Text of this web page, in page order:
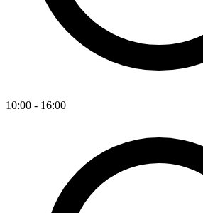
10:00 - 16:00